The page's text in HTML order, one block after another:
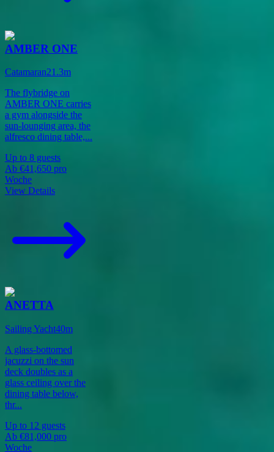
AMBER ONE
Catamaran21.3m
The flybridge on
AMBER ONE carries
a gym alongside the
sun-lounging area, the
alfresco dining table,...
Up to 8 guests
Ab €41,650 pro
Woche
View Details
ANETTA
Sailing Yacht40m
A glass-bottomed
jacuzzi on the sun
deck doubles as a
glass ceiling over the
dining table below,
thr...
Up to 12 guests
Ab €81,000 pro
Woche